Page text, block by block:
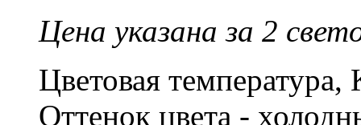
Цена указана за 2
Цветовая
Оттенок цвета -